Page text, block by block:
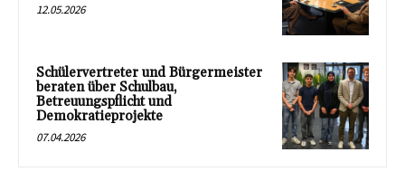
12.05.2026
Schülervertreter und Bürgermeister
beraten über Schulbau,
Betreuungspflicht und
Demokratieprojekte
07.04.2026